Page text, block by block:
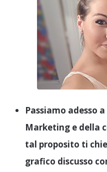
Passiamo adesso
Marketing e della
tal proposito ti
grafico discusso